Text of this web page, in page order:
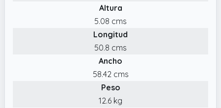
Altura
5.08 cms
Longitud
50.8 cms
Ancho
58.42 cms
Peso
12.6 kg